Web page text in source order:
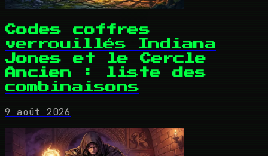
Codes coffres
verrouillés Indiana
Jones et le Cercle
Ancien : liste des
combinaisons
9 août 2026